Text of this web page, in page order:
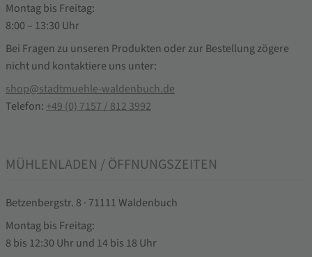
Montag bis Freitag:
8:00 – 13:30 Uhr
Bei Fragen zu unseren Produkten oder zur Bestellung zögere
nicht und kontaktiere uns unter:
shop@stadtmuehle-waldenbuch.de
Telefon: +49 (0) 7157 / 812 3992
MÜHLENLADEN / ÖFFNUNGSZEITEN
Betzenbergstr. 8 · 71111 Waldenbuch
Montag bis Freitag:
8 bis 12:30 Uhr und 14 bis 18 Uhr